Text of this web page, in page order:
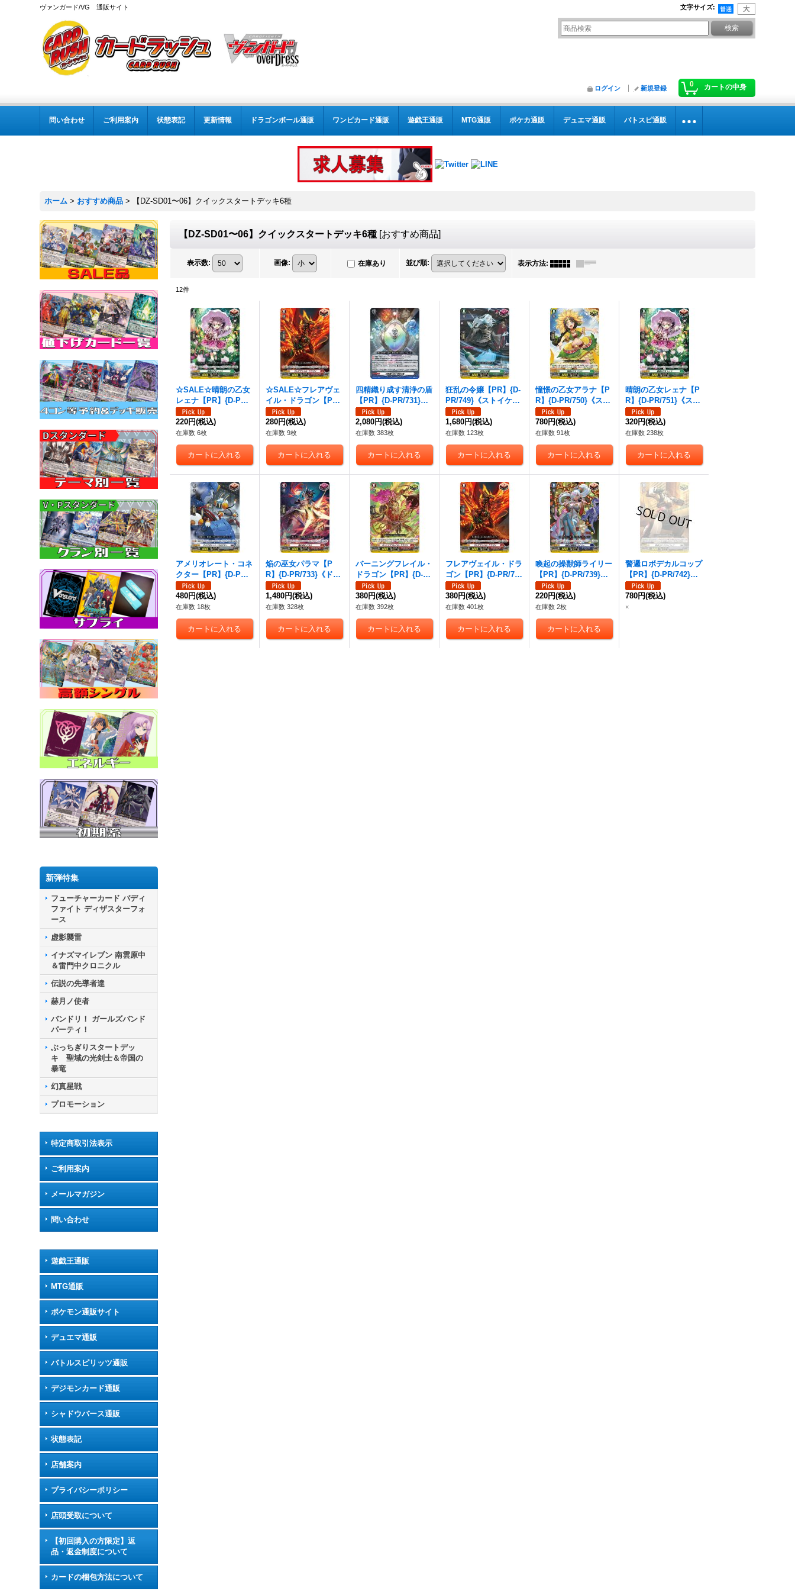
ヴァンガード/VG 通販サイト 文字サイズ:
0 カートの中身
ログイン 新規登録
問い合わせ ご利用案内 状態表記 更新情報 ドラゴンボール通販 ワンピカード通販 遊戯王通販 MTG通販 ポケカ通販 デュエマ通販 バトスピ通販
ホーム > おすすめ商品 > 【DZ-SD01〜06】クイックスタートデッキ6種
新弾特集
フューチャーカード バディ
ファイト ディザスターフォ
ース
虚影襲雷
イナズマイレブン 南雲原中
＆雷門中クロニクル
伝説の先導者達
赫月ノ使者
バンドリ！ ガールズバンド
パーティ！
ぶっちぎりスタートデッ
キ 聖域の光剣士＆帝国の
暴竜
幻真星戦
プロモーション
特定商取引法表示
ご利用案内
メールマガジン
問い合わせ
遊戯王通販
MTG通販
ポケモン通販サイト
デュエマ通販
バトルスピリッツ通販
デジモンカード通販
シャドウバース通販
状態表記
店舗案内
プライバシーポリシー
店頭受取について
【初回購入の方限定】返
品・返金制度について
カードの梱包方法について
【DZ-SD01〜06】クイックスタートデッキ6種 [おすすめ商品]
表示数: 画像: 在庫あり 並び順: 表示方法:
12件
☆SALE☆晴朗の乙女
レェナ【PR】{D-PR/7
51}《ストイケイア》
220円(税込)
在庫数 6枚
☆SALE☆フレアヴェ
イル・ドラゴン【P
R】{D-PR/735}《ドラ
ゴンエンパイア》
280円(税込)
在庫数 9枚
四精織り成す清浄の盾
【PR】{D-PR/731}
《その他》
2,080円(税込)
在庫数 383枚
狂乱の令嬢【PR】{D-
PR/749}《ストイケイ
ア》
1,680円(税込)
在庫数 123枚
憧憬の乙女アラナ【P
R】{D-PR/750}《スト
イケイア》
780円(税込)
在庫数 91枚
晴朗の乙女レェナ【P
R】{D-PR/751}《スト
イケイア》
320円(税込)
在庫数 238枚
アメリオレート・コネ
クター【PR】{D-PR/7
43}《ブラントゲー
ト》
480円(税込)
在庫数 18枚
焔の巫女パラマ【P
R】{D-PR/733}《ドラ
ゴンエンパイア》
1,480円(税込)
在庫数 328枚
バーニングフレイル・
ドラゴン【PR】{D-P
R/734}《ドラゴンエン
パイア》
380円(税込)
在庫数 392枚
フレアヴェイル・ドラ
ゴン【PR】{D-PR/73
5}《ドラゴンエンパイ
ア》
380円(税込)
在庫数 401枚
喚起の操獣師ライリー
【PR】{D-PR/739}
《ダークステイツ》
220円(税込)
在庫数 2枚
警邏ロボデカルコップ
【PR】{D-PR/742}
《ブラントゲート》
780円(税込)
×